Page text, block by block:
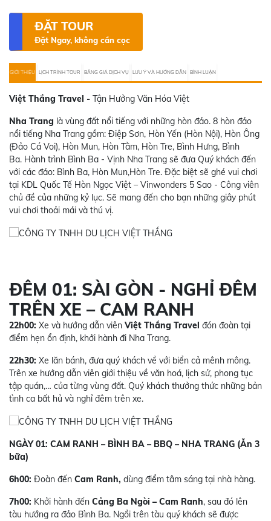
ĐẶT TOUR
Đặt Ngay, không cần cọc
GIỚI THIỆU LỊCH TRÌNH TOUR BẢNG GIÁ DỊCH VỤ LƯU Ý VÀ HƯỚNG DẪN BÌNH LUẬN
Việt Thắng Travel - Tận Hưởng Văn Hóa Việt
Nha Trang là vùng đất nổi tiếng với những hòn đảo. 8 hòn đảo
nổi tiếng Nha Trang gồm: Điệp Sơn, Hòn Yến (Hòn Nội), Hòn Ông
(Đảo Cá Voi), Hòn Mun, Hòn Tằm, Hòn Tre, Bình Hưng, Bình
Ba. Hành trình Bình Ba - Vịnh Nha Trang sẽ đưa Quý khách đến
với các đảo: Bình Ba, Hòn Mun,Hòn Tre. Đặc biệt sẽ ghé vui chơi
tại KDL Quốc Tế Hòn Ngọc Việt – Vinwonders 5 Sao - Công viên
chủ đề của những kỷ lục. Sẽ mang đến cho bạn những giây phút
vui chơi thoải mái và thú vị.
ĐÊM 01: SÀI GÒN - NGHỈ ĐÊM
TRÊN XE – CAM RANH
22h00: Xe và hướng dẫn viên Việt Thắng Travel đón đoàn tại
điểm hẹn ổn định, khởi hành đi Nha Trang.
22h30: Xe lăn bánh, đưa quý khách về với biển cả mênh mông.
Trên xe hướng dẫn viên giới thiệu về văn hoá, lịch sử, phong tục
tập quán,… của từng vùng đất. Quý khách thưởng thức những bản
tình ca bất hủ và nghỉ đêm trên xe.
NGÀY 01: CAM RANH – BÌNH BA – BBQ – NHA TRANG (Ăn 3
bữa)
6h00: Đoàn đến Cam Ranh, dùng điểm tâm sáng tại nhà hàng.
7h00: Khởi hành đến Cảng Ba Ngòi – Cam Ranh, sau đó lên
tàu hướng ra đảo Bình Ba. Ngồi trên tàu quý khách sẽ được